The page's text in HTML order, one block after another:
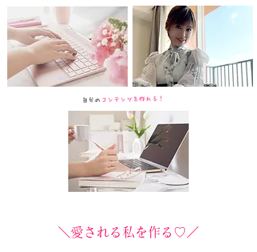
＼愛される私を作る♡／